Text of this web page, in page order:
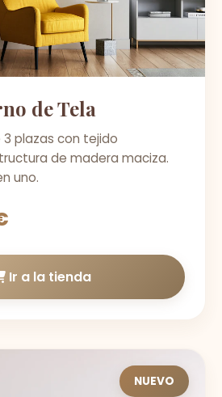
de Tela
plazas con tejido
de madera maciza.
uno.
Ir a la tienda
NUEVO